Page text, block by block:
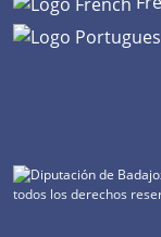
todos los derechos